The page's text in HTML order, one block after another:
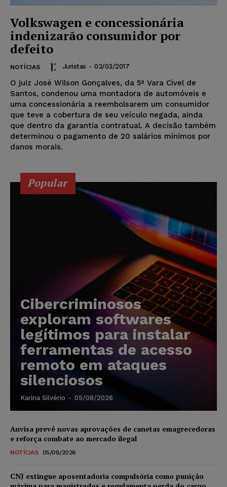
Volkswagen e concessionária
indenizarão consumidor por
defeito
NOTÍCIAS Juristas - 03/03/2017
O juiz José Wilson Gonçalves, da 5ª Vara Cível de
Santos, condenou uma montadora de automóveis e
uma concessionária a reembolsarem um consumidor
que teve a cobertura de seu veículo negada, ainda
que dentro da garantia contratual. A decisão também
determinou o pagamento de 20 salários mínimos por
danos morais.
Popular
Cibercriminosos
exploram softwares
legítimos para instalar
ferramentas de acesso
remoto em ataques
silenciosos
Karina Silvério - 05/08/2026
Anvisa prevê novas aprovações de canetas emagrecedoras
e reforça combate ao mercado ilegal
NOTÍCIAS 05/08/2026
CNJ extingue aposentadoria compulsória como punição